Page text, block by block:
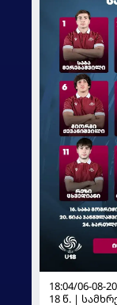
18:04/06-08-
18 წ. |